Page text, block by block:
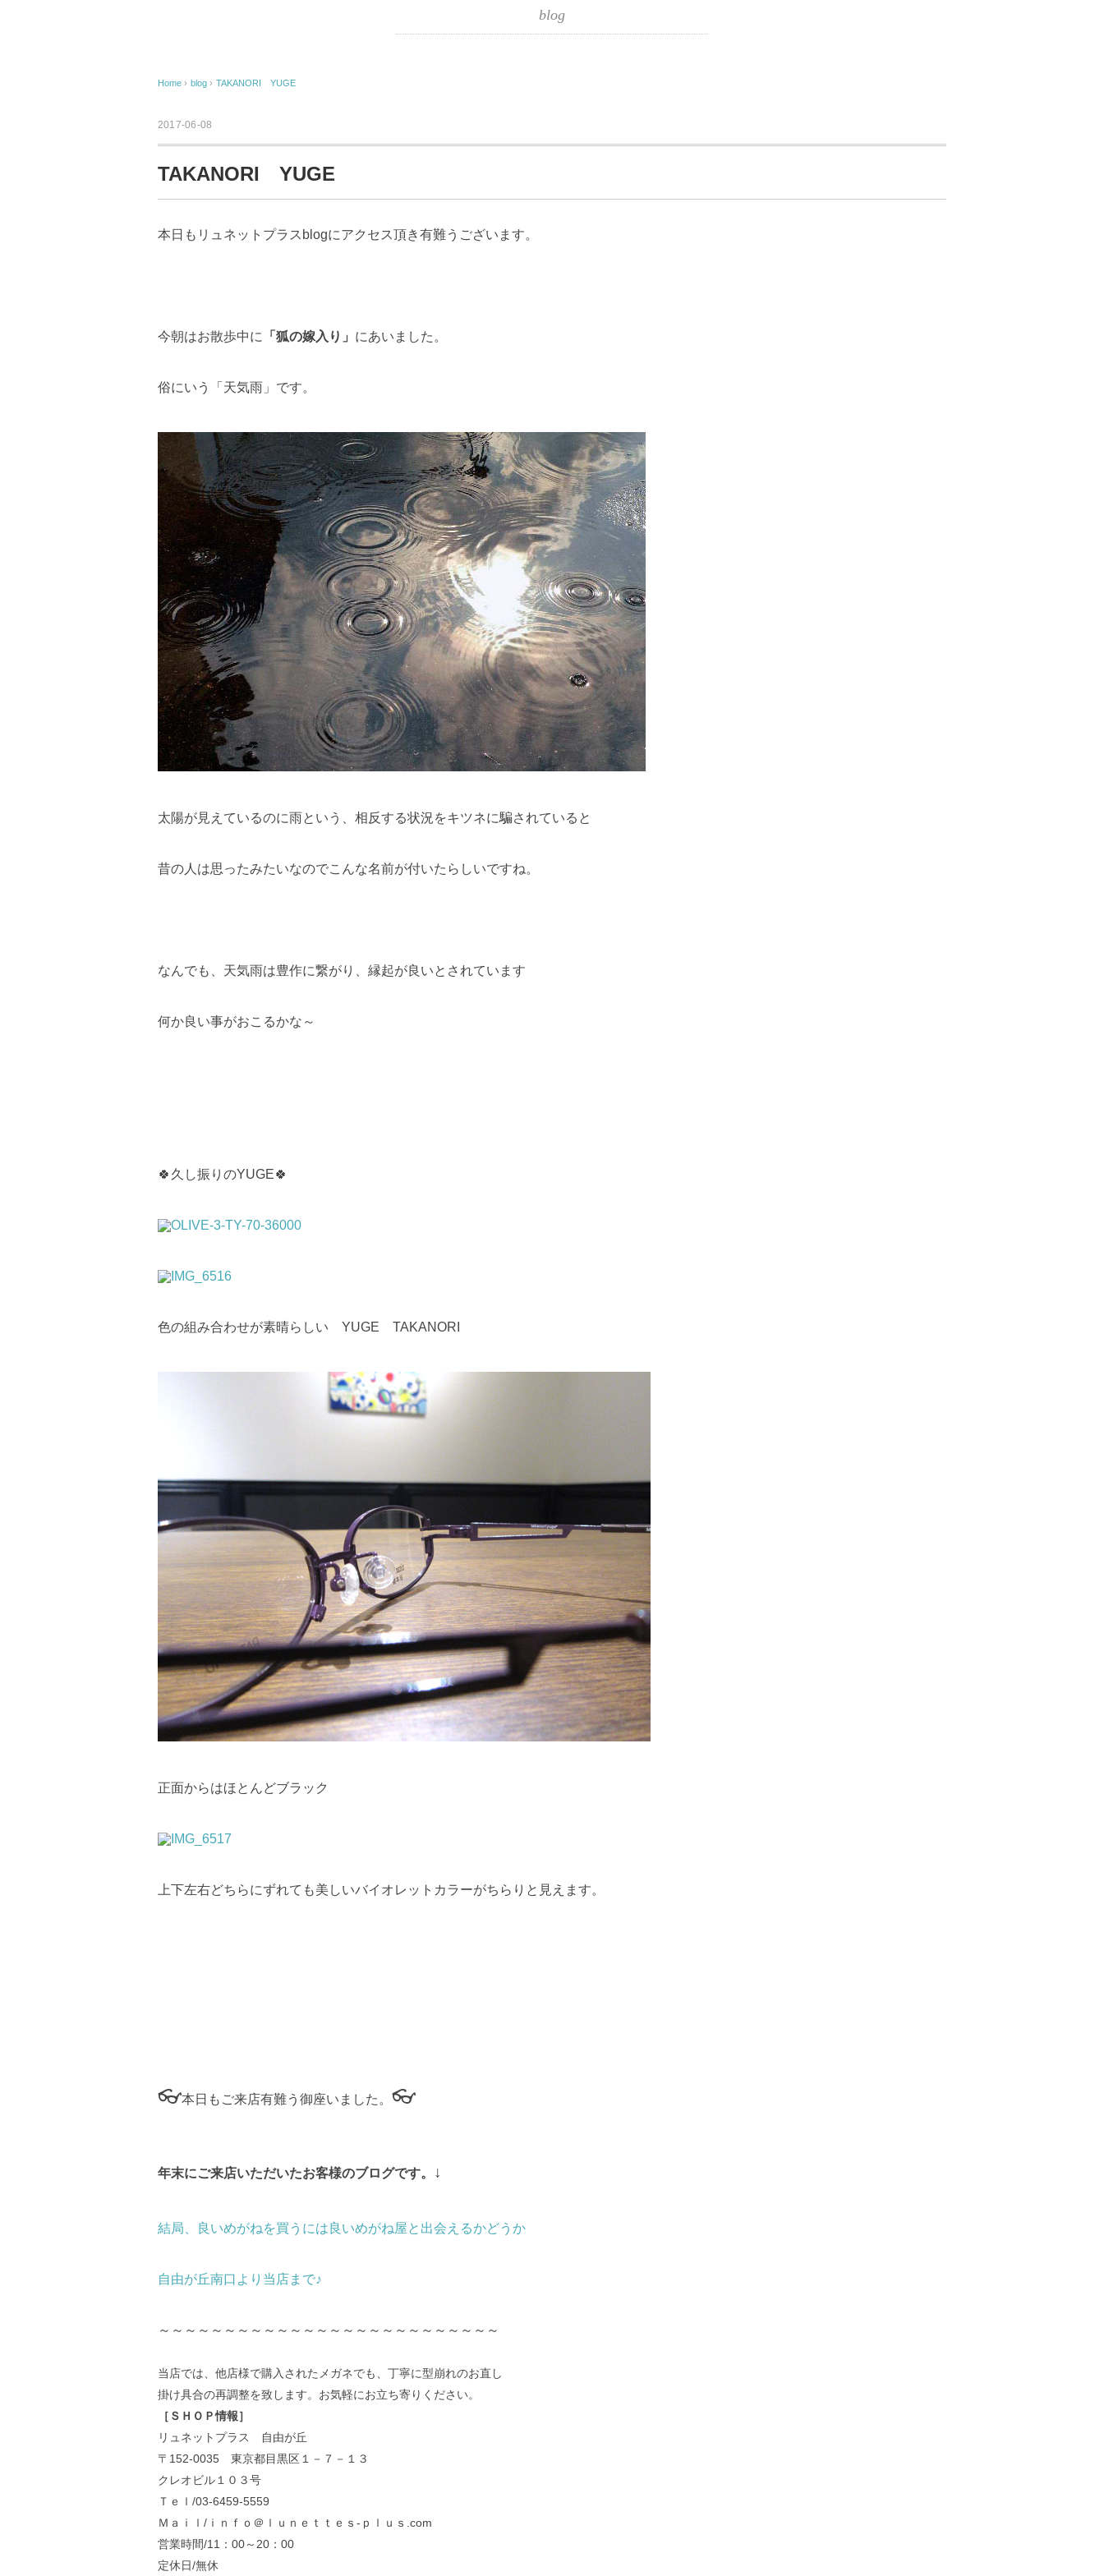
blog
Home › blog › TAKANORI YUGE
2017-06-08
TAKANORI YUGE
本日もリュネットプラスblogにアクセス頂き有難うございます。
今朝はお散歩中に 「狐の嫁入り」 にあいました。
俗にいう「天気雨」です。
太陽が見えているのに雨という、相反する状況をキツネに騙されていると
昔の人は思ったみたいなのでこんな名前が付いたらしいですね。
なんでも、天気雨は豊作に繋がり、縁起が良いとされています
何か良い事がおこるかな～
🍀久し振りのYUGE🍀
色の組み合わせが素晴らしい YUGE TAKANORI
正面からはほとんどブラック
上下左右どちらにずれても美しいバイオレットカラーがちらりと見えます。
👓本日もご来店有難う御座いました。 👓
年末にご来店いただいたお客様のブログです。 ↓
結局、良いめがねを買うには良いめがね屋と出会えるかどうか
自由が丘南口より当店まで♪
～～～～～～～～～～～～～～～～～～～～～～～～～～
当店では、他店様で購入されたメガネでも、丁寧に型崩れのお直し
掛け具合の再調整を致します。お気軽にお立ち寄りください。
［ＳＨＯＰ情報］
リュネットプラス 自由が丘
〒152-0035 東京都目黒区１－７－１３
クレオビル１０３号
Ｔｅｌ/03-6459-5559
Ｍａｉｌ/ｉｎｆｏ＠ｌｕｎｅｔｔｅｓ-ｐｌｕｓ.com
営業時間/11：00～20：00
定休日/無休